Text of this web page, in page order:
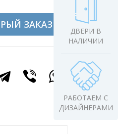
ДВЕРИ В
НАЛИЧИИ
РАБОТАЕМ С
ДИЗАЙНЕРАМИ
ЗАКАЗ